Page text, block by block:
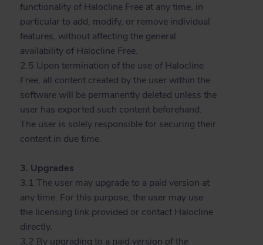
functionality of Halocline Free at any time, in
particular to add, modify, or remove individual
features, without affecting the general
availability of Halocline Free.
2.5 Upon termination of the use of Halocline
Free, all content created by the user within the
software will be permanently deleted unless the
user has exported such content beforehand.
The user is solely responsible for securing their
content in due time.
3. Upgrades
3.1 The user may upgrade to a paid version at
any time. For this purpose, the user may use
the licensing link provided or contact Halocline
directly.
3.2 By upgrading to a paid version of the